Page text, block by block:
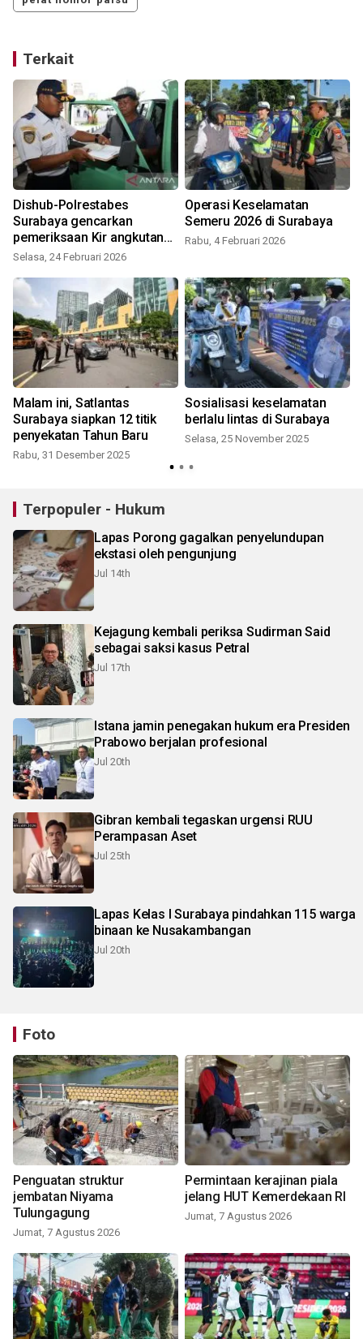
Terkait
Dishub-Polrestabes
Surabaya gencarkan
pemeriksaan Kir angkutan
umum
Selasa, 24 Februari 2026
Operasi Keselamatan
Semeru 2026 di Surabaya
Rabu, 4 Februari 2026
Malam ini, Satlantas
Surabaya siapkan 12 titik
penyekatan Tahun Baru
Rabu, 31 Desember 2025
Sosialisasi keselamatan
berlalu lintas di Surabaya
Selasa, 25 November 2025
Terpopuler - Hukum
Lapas Porong gagalkan penyelundupan
ekstasi oleh pengunjung
Jul 14th
Kejagung kembali periksa Sudirman Said
sebagai saksi kasus Petral
Jul 17th
Istana jamin penegakan hukum era Presiden
Prabowo berjalan profesional
Jul 20th
Gibran kembali tegaskan urgensi RUU
Perampasan Aset
Jul 25th
Lapas Kelas I Surabaya pindahkan 115 warga
binaan ke Nusakambangan
Jul 20th
Foto
Penguatan struktur
jembatan Niyama
Tulungagung
Jumat, 7 Agustus 2026
Permintaan kerajinan piala
jelang HUT Kemerdekaan RI
Jumat, 7 Agustus 2026